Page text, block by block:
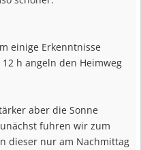
einige Erkenntnisse
h angeln den Heimweg
aber die Sonne
fuhren wir zum
dieser nur am Nachmittag